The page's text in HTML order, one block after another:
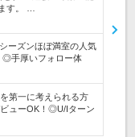
す。 …
ーズンほぼ満室の人気
◎手厚いフォロー体
第一に考えられる方
ューOK！◎U/Iターン